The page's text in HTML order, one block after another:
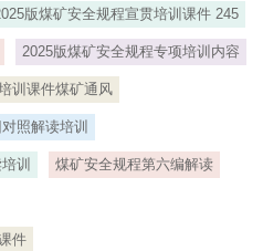
版煤矿安全规程宣贯培训课件 245
2025版煤矿安全规程专项培训内容
训课件煤矿通风
照解读培训
训 煤矿安全规程第六编解读
件